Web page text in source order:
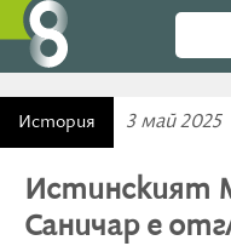
История 3 май 2025
Истинският
Саничар е